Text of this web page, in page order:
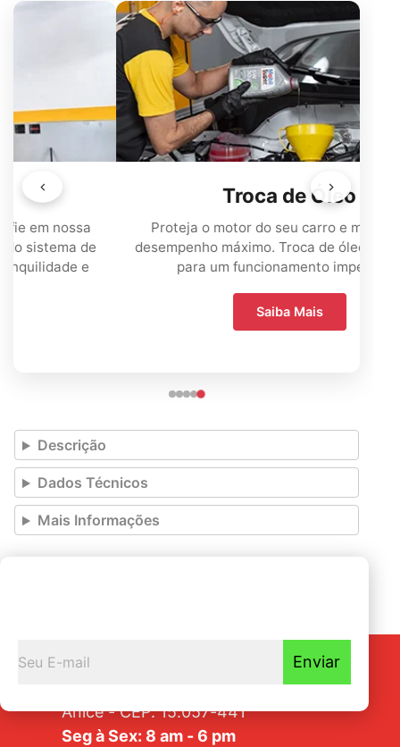
Troca de Óleo
Proteja o motor do seu carro e mantenha o
desempenho máximo. Troca de óleo profissional
para um funcionamento impecável.
Descrição
Dados Técnicos
Mais Informações
Enviar
Av. Tarraf, 2570/2580 - Jardim
Anice - CEP: 15.057-441
Seg à Sex: 8 am - 6 pm